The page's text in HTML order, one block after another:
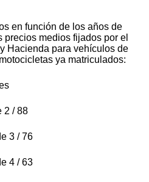
en función de los años de
medios fijados por el
Hacienda para vehículos de
ya matriculados:
2 / 88
3 / 76
4 / 63